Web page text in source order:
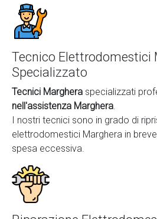
Tecnico Elettrodomestici
Specializzato
Tecnici Marghera specializzati
nell'assistenza Marghera.
I nostri tecnici sono in grado di
elettrodomestici Marghera in
spesa eccessiva.